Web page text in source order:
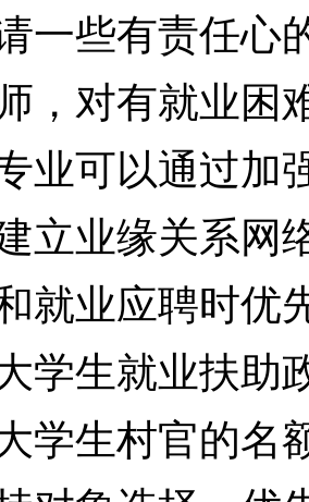
一些有责任心
，对有就业困
业可以通过加
立业缘关系网
就业应聘时优
学生就业扶助
学生村官的名